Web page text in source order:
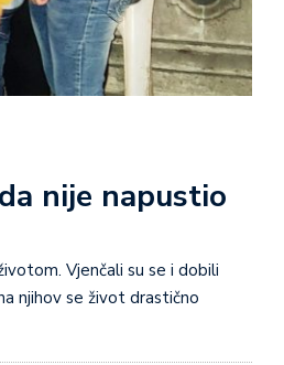
nije napustio
Vjenčali su se i dobili
njihov se život drastično